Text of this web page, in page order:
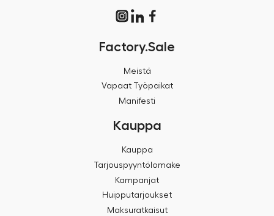
Factory.Sale
Meistä
Vapaat Työpaikat
Manifesti
Kauppa
Kauppa
Tarjouspyyntölomake
Kampanjat
Huipputarjoukset
Maksuratkaisut